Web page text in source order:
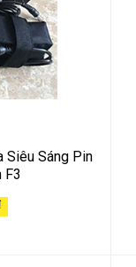
Siêu Sáng Pin
F3